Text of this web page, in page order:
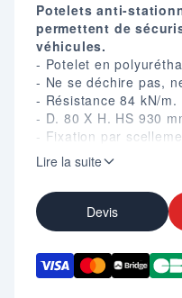
Potelets anti-
permettent de
véhicules.
- Potelet en
- Ne se déchire pas,
- Résistance 84 kN/m.
- D. 80 X H. HS 930
- Fixation par
d'amovibilité.
- Disponible en
- En option : Bande
gorge.
- Coloris disponibles :
Info sur boitier
- Permet de rendre
Lire la suite
Devis